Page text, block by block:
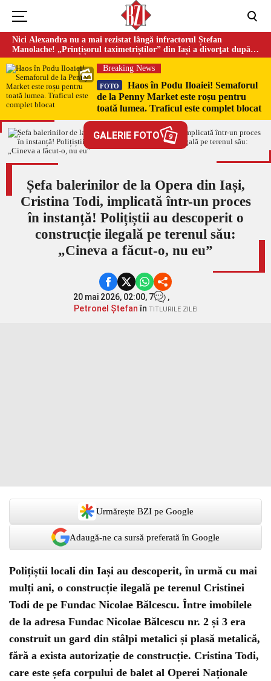
Nici Alexandra nu a mai rezistat lângă infractorul Ștefan
Manolache! „Prințișorul taximetriștilor” din Iași a divorţat după
doi ani de căsnicie
Breaking News
FOTO
Haos în Podu Iloaiei! Semaforul
de la Penny Market este roșu pentru
toată lumea. Traficul este complet blocat
GALERIE FOTO 9
Șefa balerinilor de la Opera din Iași,
Cristina Todi, implicată într-un proces
în instanță! Polițiștii au descoperit o
construcție ilegală pe terenul său:
„Cineva a făcut-o, nu eu”
20 mai 2026, 02:00, 7
,
Petronel Ștefanîn TITLURILE ZILEI
Urmărește BZI pe Google
Adaugă-ne ca sursă preferată în Google
Polițiștii locali din Iași au descoperit, în urmă cu mai
mulți ani, o construcție ilegală pe terenul Cristinei
Todi de pe Fundac Nicolae Bălcescu. Între imobilele
de la adresa Fundac Nicolae Bălcescu nr. 2 și 3 era
construit un gard din stâlpi metalici și plasă metalică,
fără a exista autorizație de construcție. Cristina Todi,
care este șefa corpului de balet al Operei Naționale